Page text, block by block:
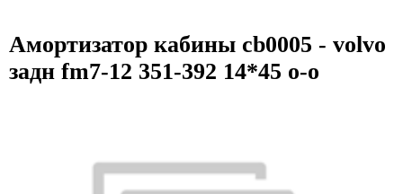
Амортизатор кабины cb0005 - volvo
задн fm7-12 351-392 14*45 o-o